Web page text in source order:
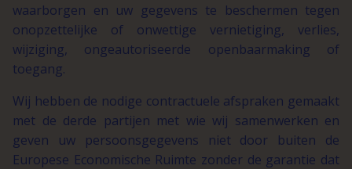
waarborgen en uw gegevens te beschermen tegen
onopzettelijke of onwettige vernietiging, verlies,
wijziging, ongeautoriseerde openbaarmaking of
toegang.
Wij hebben de nodige contractuele afspraken gemaakt
met de derde partijen met wie wij samenwerken en
geven uw persoonsgegevens niet door buiten de
Europese Economische Ruimte zonder de garantie dat